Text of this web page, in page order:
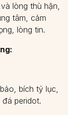
lòng thù hận,
tâm, cảm
lòng tin.
bích tỷ lục,
peridot.